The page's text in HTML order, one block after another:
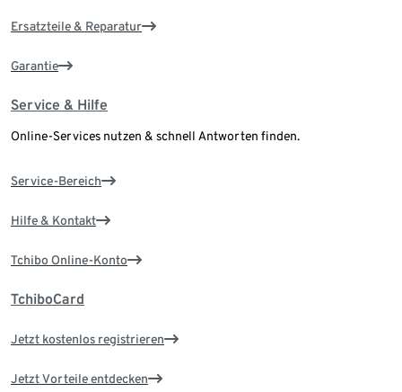
Ersatzteile & Reparatur
Garantie
Service & Hilfe
Online-Services nutzen & schnell Antworten finden.
Service-Bereich
Hilfe & Kontakt
Tchibo Online-Konto
TchiboCard
Jetzt kostenlos registrieren
Jetzt Vorteile entdecken